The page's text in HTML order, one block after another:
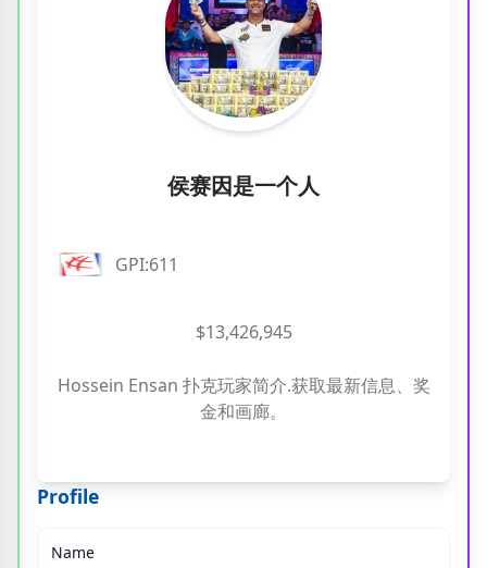
玩家
分类
标签
侯赛因是一个人
GPI:611
$13,426,945
Hossein Ensan 扑克玩家简介.获取最新信息、奖
金和画廊。
Profile
Name